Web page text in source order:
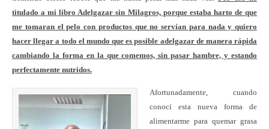
titulado a mi libro Adelgazar sin Milagros, porque estaba harto de que
me tomaran el pelo con productos que no servían para nada y quiero
hacer llegar a todo el mundo que es posible adelgazar de manera rápida
cambiando la forma en la que comemos, sin pasar hambre, y estando
perfectamente nutridos.
Afortunadamente, cuando
conocí esta nueva forma de
alimentarme para quemar grasa